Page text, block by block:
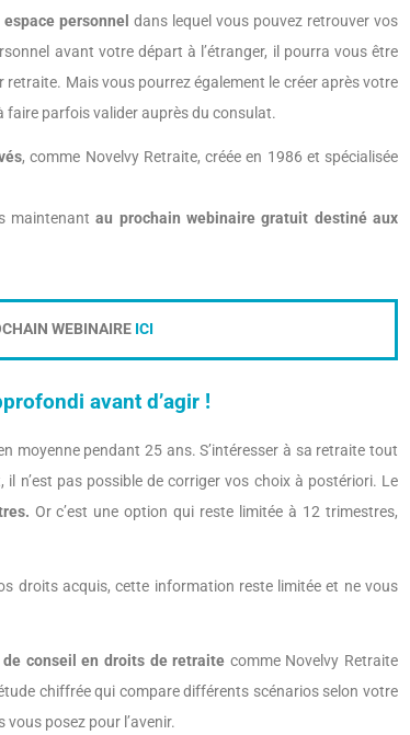
espace personnel dans lequel vous pouvez retrouver vos
avant votre départ à l’étranger, il pourra vous être
Mais vous pourrez également le créer après votre
faire parfois valider auprès du consulat.
, comme Novelvy Retraite, créée en 1986 et spécialisée
maintenantau prochain webinaire gratuit destiné aux
WEBINAIRE ICI
avant d’agir !
moyenne pendant 25 ans. S’intéresser à sa retraite tout
n’est pas possible de corriger vos choix à postériori. Le
Or c’est une option qui reste limitée à 12 trimestres,
droits acquis, cette information reste limitée et ne vous
conseil en droits de retraite comme Novelvy Retraite
chiffrée qui compare différents scénarios selon votre
posez pour l’avenir.